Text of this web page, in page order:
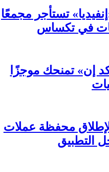
«إنفيديا» تستأجر مجمعًا
في تكساس
إن» تمنحك موجزًا
لإطلاق محفظة عملات
التطبيق